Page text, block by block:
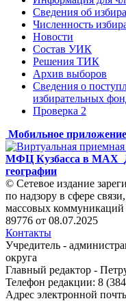
Сведения об
Численность
Новости
Состав УИК
Решения ТИК
Архив выборов
Сведения о
избирательных
Проверка 2
Мобильное
МФЦ Кузбасса в MAX
географии
© Сетевое издание
по надзору в сфере
массовых
89776 от 08.07.2025
Контакты
Учредитель -
округа
Главный редактор -
Телефон редакции: 8
Адрес электронной